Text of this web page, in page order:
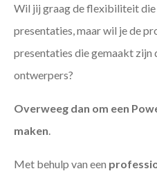
Wil jij graag de flexibiliteit
presentaties, maar wil je de
presentaties die gemaakt
ontwerpers?
Overweeg dan om een
maken.
Met behulp van een